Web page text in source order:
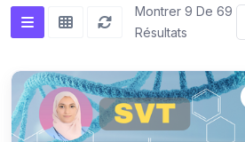
Montrer 9 De 69
Résultats